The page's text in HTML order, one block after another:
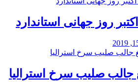
جالب صلیب سرخ استرالیا